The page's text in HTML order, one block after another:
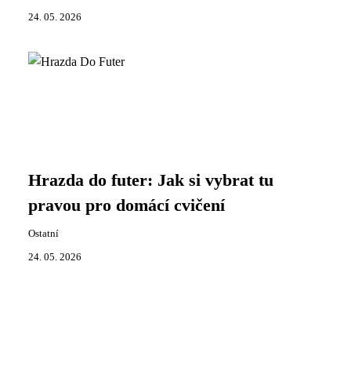
24. 05. 2026
Hrazda do futer: Jak si vybrat tu
pravou pro domácí cvičení
Ostatní
24. 05. 2026